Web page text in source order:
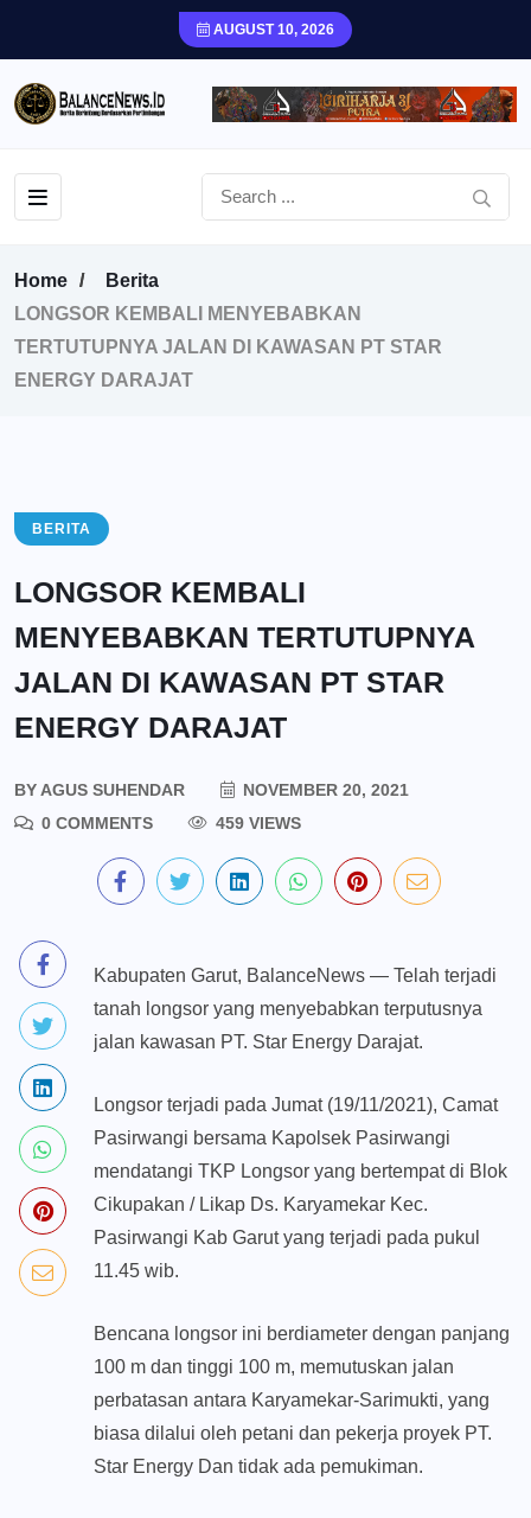
AUGUST 10, 2026
Home
Berita
LONGSOR KEMBALI MENYEBABKAN
TERTUTUPNYA JALAN DI KAWASAN PT STAR
ENERGY DARAJAT
BERITA
LONGSOR KEMBALI
MENYEBABKAN TERTUTUPNYA
JALAN DI KAWASAN PT STAR
ENERGY DARAJAT
BYAGUS SUHENDAR
NOVEMBER 20, 2021
0 COMMENTS
459 VIEWS
Kabupaten Garut, BalanceNews — Telah terjadi
tanah longsor yang menyebabkan terputusnya
jalan kawasan PT. Star Energy Darajat.
Longsor terjadi pada Jumat (19/11/2021), Camat
Pasirwangi bersama Kapolsek Pasirwangi
mendatangi TKP Longsor yang bertempat di Blok
Cikupakan / Likap Ds. Karyamekar Kec.
Pasirwangi Kab Garut yang terjadi pada pukul
11.45 wib.
Bencana longsor ini berdiameter dengan panjang
100 m dan tinggi 100 m, memutuskan jalan
perbatasan antara Karyamekar-Sarimukti, yang
biasa dilalui oleh petani dan pekerja proyek PT.
Star Energy Dan tidak ada pemukiman.